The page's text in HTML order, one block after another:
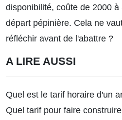
disponibilité, coûte de 2000 à
départ pépinière. Cela ne
réfléchir avant de l'abattre ?
A LIRE AUSSI
Quel est le tarif horaire d'un
Quel tarif pour faire